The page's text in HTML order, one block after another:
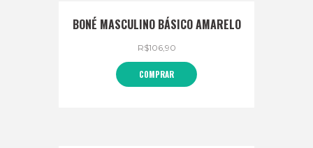
BONÉ MASCULINO BÁSICO AMARELO
R$106,90
COMPRAR